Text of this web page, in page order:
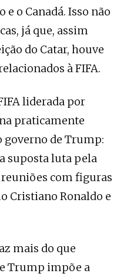
o Canadá. Isso não
já que, assim
do Catar, houve
à FIFA.
liderada por
praticamente
governo de Trump:
suposta luta pela
com figuras
Cristiano Ronaldo e
mais do que
Trump impõe a